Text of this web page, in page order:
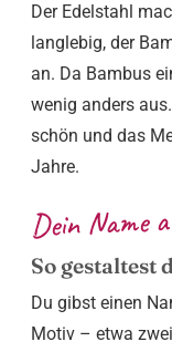
Der Edelstahl
langlebig, der
an. Da Bambus
wenig anders
schön und das
Jahre.
Dein Name
So gestaltest
Du gibst einen
Motiv – etwa